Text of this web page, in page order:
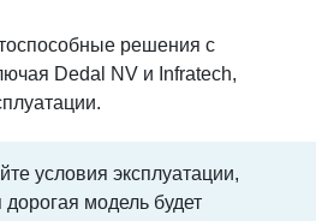
решения с
Dedal NV и Infratech,
условия эксплуатации,
модель будет